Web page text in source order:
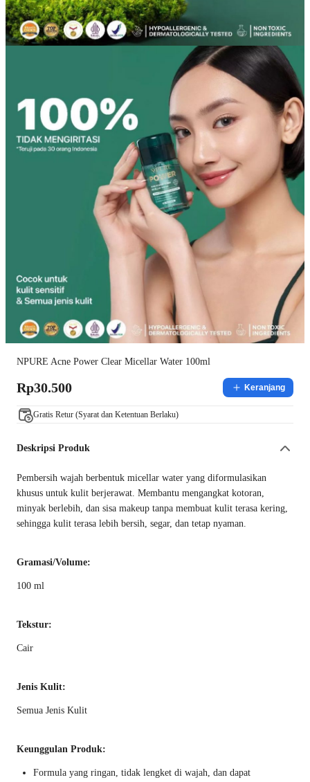
NPURE Acne Power Clear Micellar Water 100ml
Rp30.500 Keranjang
Gratis Retur (Syarat dan Ketentuan Berlaku)
Deskripsi Produk
Pembersih wajah berbentuk micellar water yang diformulasikan
khusus untuk kulit berjerawat. Membantu mengangkat kotoran,
minyak berlebih, dan sisa makeup tanpa membuat kulit terasa kering,
sehingga kulit terasa lebih bersih, segar, dan tetap nyaman.
Gramasi/Volume:
100 ml
Tekstur:
Cair
Jenis Kulit:
Semua Jenis Kulit
Keunggulan Produk:
Formula yang ringan, tidak lengket di wajah, dan dapat